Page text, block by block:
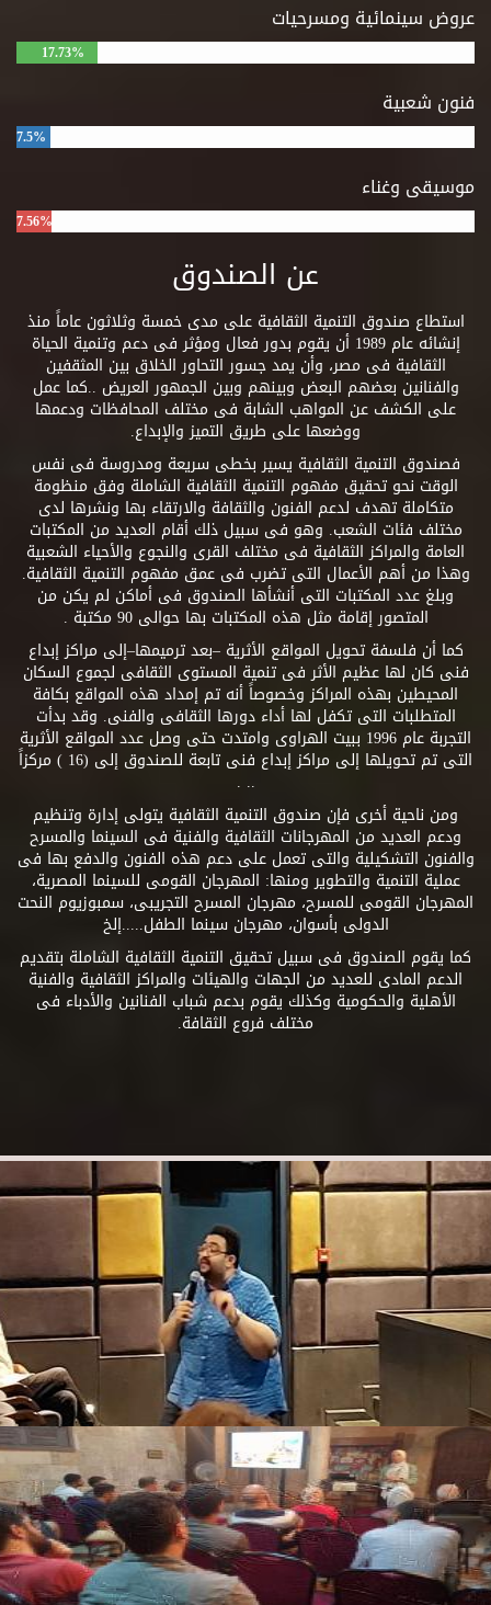
عروض سينمائية ومسرحيات
17.73%
فنون شعبية
7.5%
موسيقى وغناء
7.56%
عن الصندوق
استطاع صندوق التنمية الثقافية على مدى خمسة وثلاثون عاماً منذ
إنشائه عام 1989 أن يقوم بدور فعال ومؤثر فى دعم وتنمية الحياة
الثقافية فى مصر، وأن يمد جسور التحاور الخلاق بين المثقفين
والفنانين بعضهم البعض وبينهم وبين الجمهور العريض ..كما عمل
على الكشف عن المواهب الشابة فى مختلف المحافظات ودعمها
ووضعها على طريق التميز والإبداع.
فصندوق التنمية الثقافية يسير بخطى سريعة ومدروسة فى نفس
الوقت نحو تحقيق مفهوم التنمية الثقافية الشاملة وفق منظومة
متكاملة تهدف لدعم الفنون والثقافة والارتقاء بها ونشرها لدى
مختلف فئات الشعب. وهو فى سبيل ذلك أقام العديد من المكتبات
العامة والمراكز الثقافية فى مختلف القرى والنجوع والأحياء الشعبية
وهذا من أهم الأعمال التى تضرب فى عمق مفهوم التنمية الثقافية.
وبلغ عدد المكتبات التى أنشأها الصندوق فى أماكن لم يكن من
المتصور إقامة مثل هذه المكتبات بها حوالى 90 مكتبة .
كما أن فلسفة تحويل المواقع الأثرية –بعد ترميمها–إلى مراكز إبداع
فنى كان لها عظيم الأثر فى تنمية المستوى الثقافى لجموع السكان
المحيطين بهذه المراكز وخصوصاً أنه تم إمداد هذه المواقع بكافة
المتطلبات التى تكفل لها أداء دورها الثقافى والفنى. وقد بدأت
التجربة عام 1996 ببيت الهراوى وامتدت حتى وصل عدد المواقع الأثرية
التى تم تحويلها إلى مراكز إبداع فنى تابعة للصندوق إلى (16 ) مركزاً
.. .
ومن ناحية أخرى فإن صندوق التنمية الثقافية يتولى إدارة وتنظيم
ودعم العديد من المهرجانات الثقافية والفنية فى السينما والمسرح
والفنون التشكيلية والتى تعمل على دعم هذه الفنون والدفع بها فى
عملية التنمية والتطوير ومنها: المهرجان القومى للسينما المصرية،
المهرجان القومى للمسرح، مهرجان المسرح التجريبى، سمبوزيوم النحت
الدولى بأسوان، مهرجان سينما الطفل.....إلخ
كما يقوم الصندوق فى سبيل تحقيق التنمية الثقافية الشاملة بتقديم
الدعم المادى للعديد من الجهات والهيئات والمراكز الثقافية والفنية
الأهلية والحكومية وكذلك يقوم بدعم شباب الفنانين والأدباء فى
مختلف فروع الثقافة.